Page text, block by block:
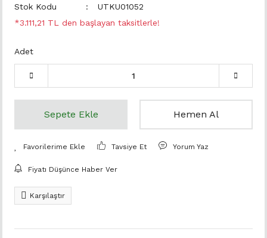
Stok Kodu
UTKU01052
*3.111,21 TL den başlayan taksitlerle!
Adet
Sepete Ekle Hemen Al
Tavsiye Et Yorum Yaz
Fiyatı Düşünce Haber Ver
Karşılaştır